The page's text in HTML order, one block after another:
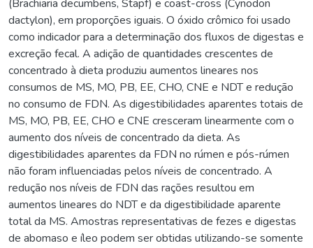
(Brachiaria decumbens, Stapf) e coast-cross (Cynodon
dactylon), em proporções iguais. O óxido crômico foi usado
como indicador para a determinação dos fluxos de digestas e
excreção fecal. A adição de quantidades crescentes de
concentrado à dieta produziu aumentos lineares nos
consumos de MS, MO, PB, EE, CHO, CNE e NDT e redução
no consumo de FDN. As digestibilidades aparentes totais de
MS, MO, PB, EE, CHO e CNE cresceram linearmente com o
aumento dos níveis de concentrado da dieta. As
digestibilidades aparentes da FDN no rúmen e pós-rúmen
não foram influenciadas pelos níveis de concentrado. A
redução nos níveis de FDN das rações resultou em
aumentos lineares do NDT e da digestibilidade aparente
total da MS. Amostras representativas de fezes e digestas
de abomaso e íleo podem ser obtidas utilizando-se somente